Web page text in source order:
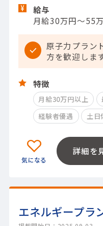
給与
月給30万円～55
原子力プラン
方を歓迎します
特徴
月給30万円以上
経験者優遇
土日
詳細を
エネルギープラ